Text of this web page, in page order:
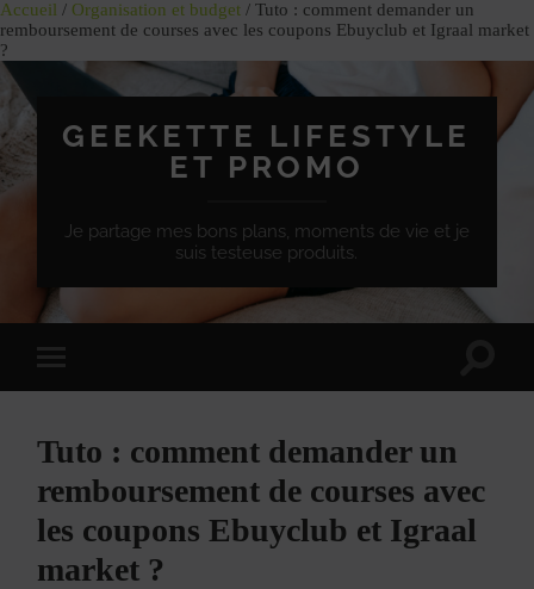
Accueil / Organisation et budget / Tuto : comment demander un
remboursement de courses avec les coupons Ebuyclub et Igraal market
?
GEEKETTE LIFESTYLE
ET PROMO
Je partage mes bons plans, moments de vie et je
suis testeuse produits.
à
mobile
Tuto : comment demander un
remboursement de courses avec
les coupons Ebuyclub et Igraal
market ?